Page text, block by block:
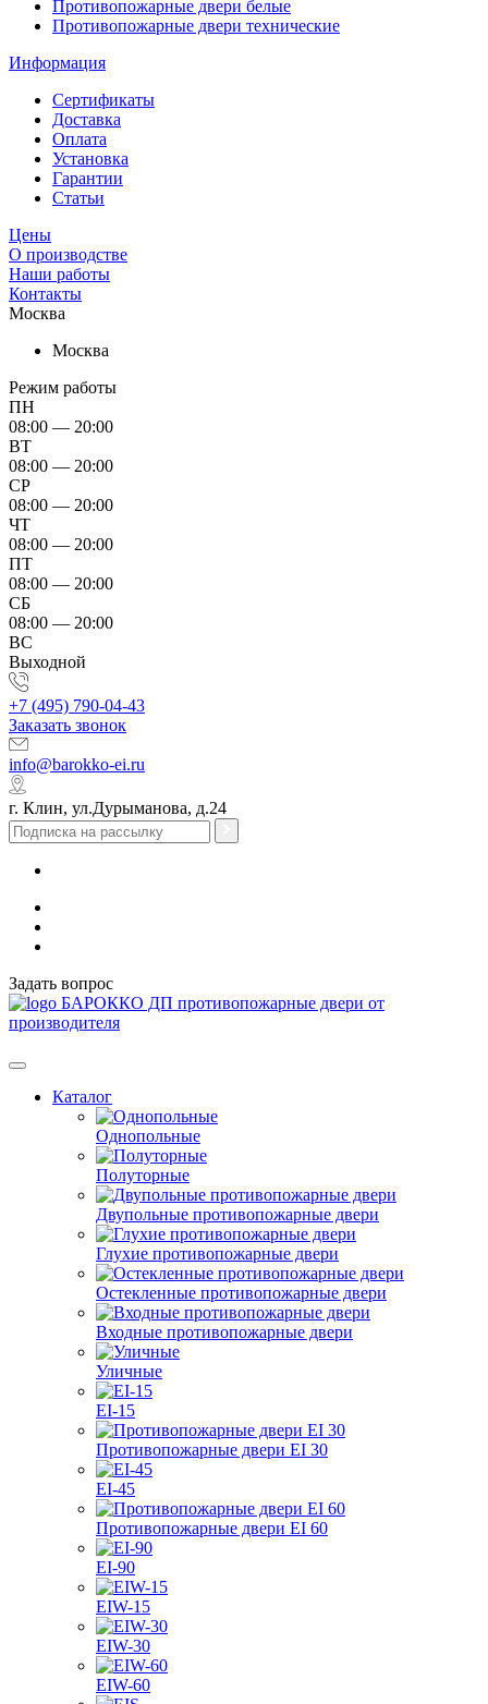
Противопожарные двери белые
Противопожарные двери технические
Информация
Сертификаты
Доставка
Оплата
Установка
Гарантии
Статьи
Цены
О производстве
Наши работы
Контакты
Москва
Москва
Режим работы
ПН
08:00 — 20:00
ВТ
08:00 — 20:00
СР
08:00 — 20:00
ЧТ
08:00 — 20:00
ПТ
08:00 — 20:00
СБ
08:00 — 20:00
ВС
Выходной
+7 (495) 790-04-43
Заказать звонок
info@barokko-ei.ru
г. Клин, ул.Дурыманова, д.24
Задать вопрос
БАРОККО ДП противопожарные двери от
производителя
Каталог
Однопольные
Полуторные
Двупольные противопожарные двери
Глухие противопожарные двери
Остекленные противопожарные двери
Входные противопожарные двери
Уличные
EI-15
Противопожарные двери EI 30
EI-45
Противопожарные двери EI 60
EI-90
EIW-15
EIW-30
EIW-60